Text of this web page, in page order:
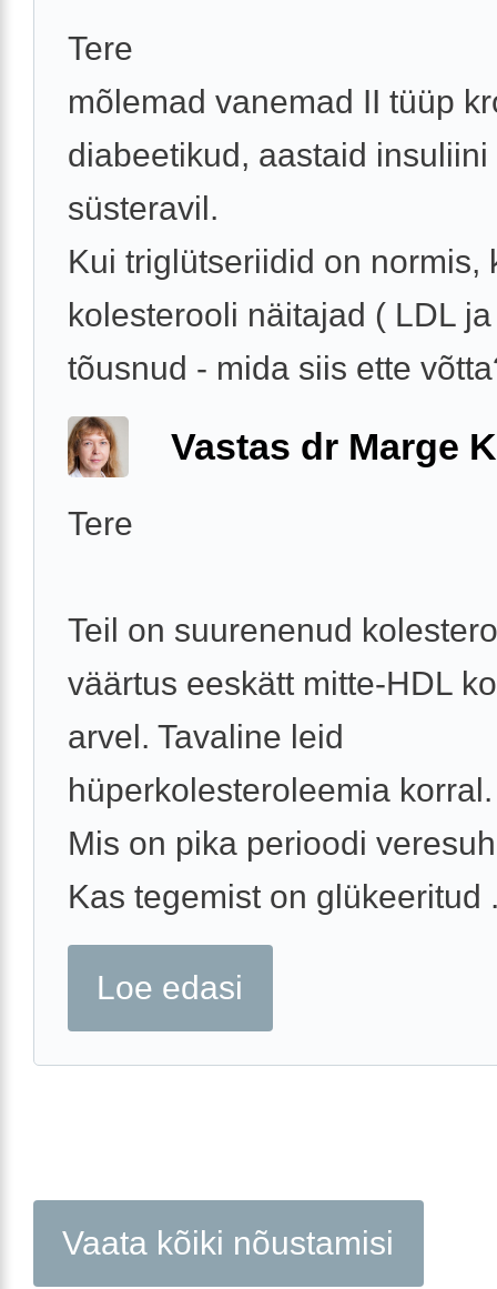
Tere
mõlemad vanemad II tüüp
diabeetikud, aastaid insuliini
süsteravil.
Kui triglütseriidid on normis,
kolesterooli näitajad ( LDL
tõusnud - mida siis ette
Vastas dr Marge
Tere
Teil on suurenenud
väärtus eeskätt mitte-HDL
arvel. Tavaline leid
hüperkolesteroleemia korral.
Mis on pika perioodi
Kas tegemist on glükeeritud
Loe edasi
Vaata kõiki nõustamisi